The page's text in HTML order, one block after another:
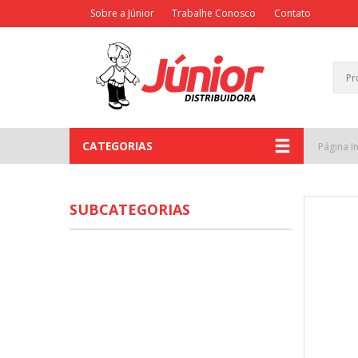
Sobre a Júnior Trabalhe Conosco Contato
CATEGORIAS Página
SUBCATEGORIAS